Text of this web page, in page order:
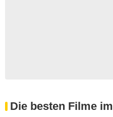
Die besten Filme